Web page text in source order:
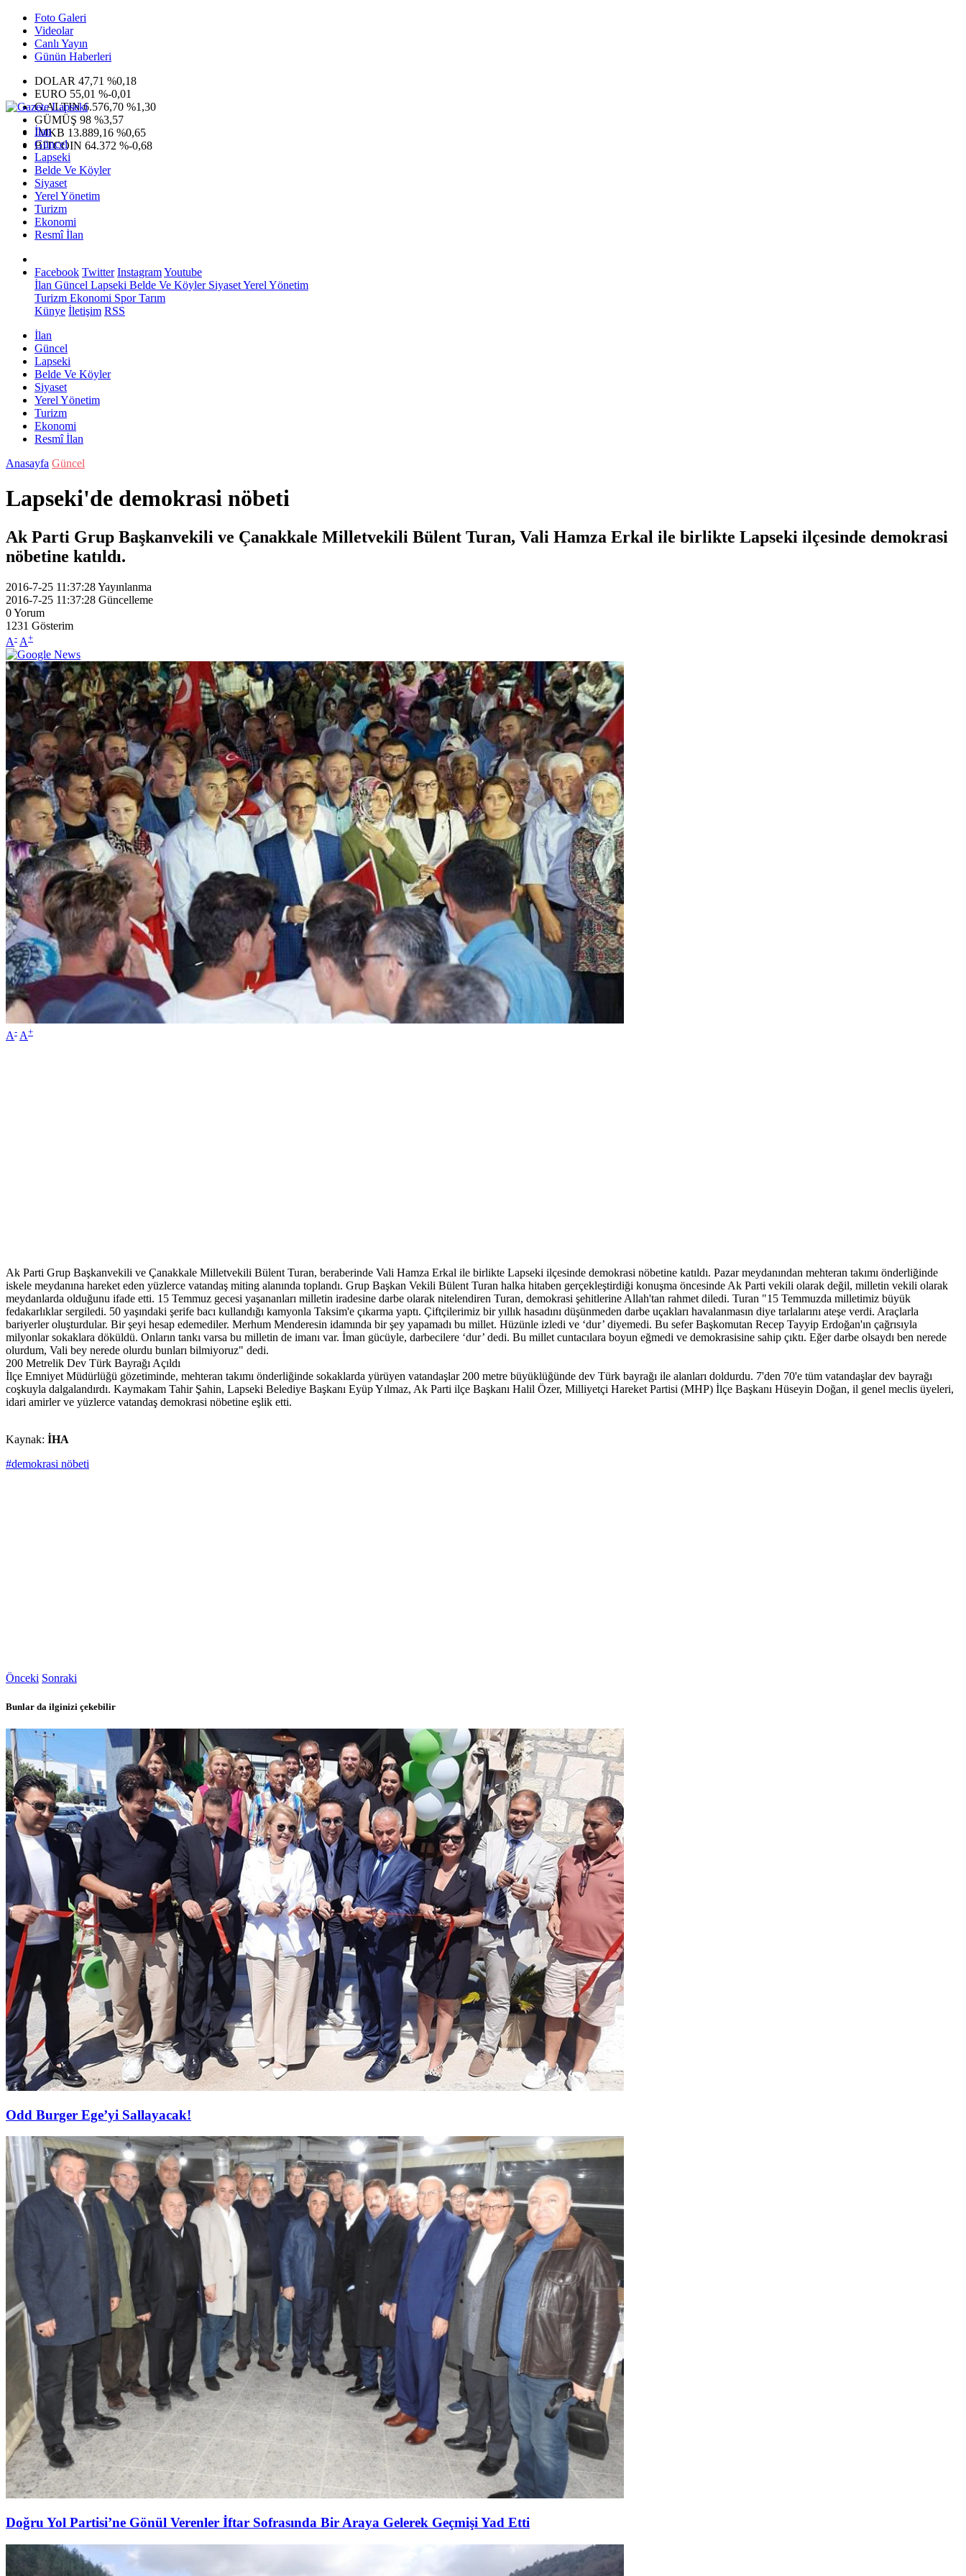
Foto Galeri
Videolar
Canlı Yayın
Günün Haberleri
DOLAR 47,71 %0,18
EURO 55,01 %-0,01
G.ALTIN6.576,70 %1,30
GÜMÜŞ 98 %3,57
IMKB 13.889,16 %0,65
BITCOIN 64.372 %-0,68
İlan
Güncel
Lapseki
Belde Ve Köyler
Siyaset
Yerel Yönetim
Turizm
Ekonomi
Resmî İlan
Facebook Twitter InstagramYoutube
İlan Güncel Lapseki Belde Ve KöylerSiyasetYerel Yönetim
Turizm Ekonomi SporTarım
Künye İletişim RSS
İlan
Güncel
Lapseki
Belde Ve Köyler
Siyaset
Yerel Yönetim
Turizm
Ekonomi
Resmî İlan
Anasayfa Güncel
Lapseki'de demokrasi nöbeti
Ak Parti Grup Başkanvekili ve Çanakkale Milletvekili Bülent Turan, Vali Hamza Erkal ile birlikte Lapseki ilçesinde demokrasi
nöbetine katıldı.
2016-7-25 11:37:28Yayınlanma
2016-7-25 11:37:28 Güncelleme
0Yorum
1231 Gösterim
A- A+
A- A+
Ak Parti Grup Başkanvekili ve Çanakkale Milletvekili Bülent Turan, beraberinde Vali Hamza Erkal ile birlikte Lapseki ilçesinde demokrasi nöbetine katıldı. Pazar meydanından mehteran takımı önderliğinde
iskele meydanına hareket eden yüzlerce vatandaş miting alanında toplandı. Grup Başkan Vekili Bülent Turan halka hitaben gerçekleştirdiği konuşma öncesinde Ak Parti vekili olarak değil, milletin vekili olarak
meydanlarda olduğunu ifade etti. 15 Temmuz gecesi yaşananları milletin iradesine darbe olarak nitelendiren Turan, demokrasi şehitlerine Allah'tan rahmet diledi. Turan "15 Temmuzda milletimiz büyük
fedakarlıklar sergiledi. 50 yaşındaki şerife bacı kullandığı kamyonla Taksim'e çıkarma yaptı. Çiftçilerimiz bir yıllık hasadını düşünmeden darbe uçakları havalanmasın diye tarlalarını ateşe verdi. Araçlarla
bariyerler oluşturdular. Bir şeyi hesap edemediler. Merhum Menderesin idamında bir şey yapamadı bu millet. Hüzünle izledi ve ‘dur’ diyemedi. Bu sefer Başkomutan Recep Tayyip Erdoğan'ın çağrısıyla
milyonlar sokaklara döküldü. Onların tankı varsa bu milletin de imanı var. İman gücüyle, darbecilere ‘dur’ dedi. Bu millet cuntacılara boyun eğmedi ve demokrasisine sahip çıktı. Eğer darbe olsaydı ben nerede
olurdum, Vali bey nerede olurdu bunları bilmiyoruz" dedi.
200 Metrelik Dev Türk Bayrağı Açıldı
İlçe Emniyet Müdürlüğü gözetiminde, mehteran takımı önderliğinde sokaklarda yürüyen vatandaşlar 200 metre büyüklüğünde dev Türk bayrağı ile alanları doldurdu. 7'den 70'e tüm vatandaşlar dev bayrağı
coşkuyla dalgalandırdı. Kaymakam Tahir Şahin, Lapseki Belediye Başkanı Eyüp Yılmaz, Ak Parti ilçe Başkanı Halil Özer, Milliyetçi Hareket Partisi (MHP) İlçe Başkanı Hüseyin Doğan, il genel meclis üyeleri,
idari amirler ve yüzlerce vatandaş demokrasi nöbetine eşlik etti.
Kaynak: İHA
#demokrasi nöbeti
Önceki Sonraki
Bunlar da ilginizi çekebilir
Odd Burger Ege’yi Sallayacak!
Doğru Yol Partisi’ne Gönül Verenler İftar Sofrasında Bir Araya Gelerek Geçmişi Yad Etti